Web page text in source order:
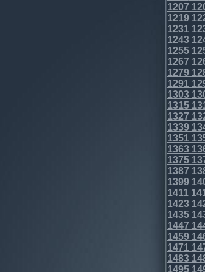
1207
1219
1231
1243
1255
1267
1279
1291
1303
1315
1327
1339
1351
1363
1375
1387
1399
1411
1423
1435
1447
1459
1471
1483
1495